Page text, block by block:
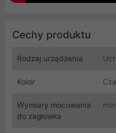
Cechy produktu
Rodzaj urządzenia
Kolor
Wymiary mocowania
do zagłowka